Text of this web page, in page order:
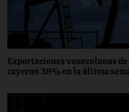
Exportaciones venezolanas de
cayeron 39% en la última